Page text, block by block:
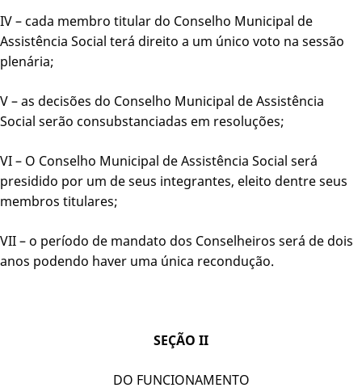
IV – cada membro titular do Conselho Municipal de
Assistência Social terá direito a um único voto na sessão
plenária;
V – as decisões do Conselho Municipal de Assistência
Social serão consubstanciadas em resoluções;
VI – O Conselho Municipal de Assistência Social será
presidido por um de seus integrantes, eleito dentre seus
membros titulares;
VII – o período de mandato dos Conselheiros será de dois
anos podendo haver uma única recondução.
SEÇÃO II
DO FUNCIONAMENTO